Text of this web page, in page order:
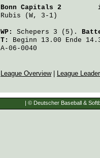
Bonn Capitals 2
Rubis (W, 3-1)
WP: Schepers 3 (5).
T:
Beginn 13.00 Ende
A-06-0040
League Overview| League
| © Deutscher Baseball &